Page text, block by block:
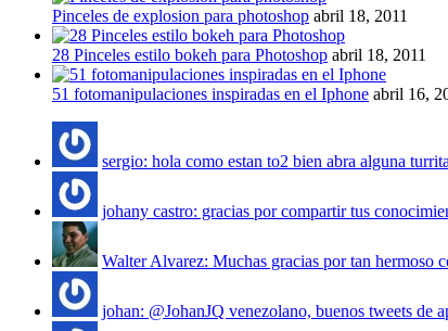
Pinceles de explosion para photoshop abril 18, 2011
28 Pinceles estilo bokeh para Photoshop abril 18, 2011
51 fotomanipulaciones inspiradas en el Iphone abril 16,
sergio: hola como estan to2 bien abra alguna
johany castro: gracias por compartir tus
Walter Alvarez: Muchas gracias por tan hermoso
johan: @JohanJQ venezolano, buenos tweets de